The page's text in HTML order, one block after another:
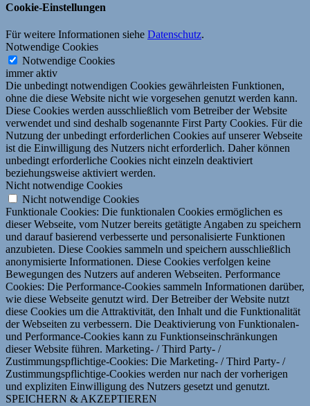
Cookie-Einstellungen
Für weitere Informationen siehe Datenschutz.
Notwendige Cookies
Notwendige Cookies
immer aktiv
Die unbedingt notwendigen Cookies gewährleisten Funktionen,
ohne die diese Website nicht wie vorgesehen genutzt werden kann.
Diese Cookies werden ausschließlich vom Betreiber der Website
verwendet und sind deshalb sogenannte First Party Cookies. Für die
Nutzung der unbedingt erforderlichen Cookies auf unserer Webseite
ist die Einwilligung des Nutzers nicht erforderlich. Daher können
unbedingt erforderliche Cookies nicht einzeln deaktiviert
beziehungsweise aktiviert werden.
Nicht notwendige Cookies
Nicht notwendige Cookies
Funktionale Cookies: Die funktionalen Cookies ermöglichen es
dieser Webseite, vom Nutzer bereits getätigte Angaben zu speichern
und darauf basierend verbesserte und personalisierte Funktionen
anzubieten. Diese Cookies sammeln und speichern ausschließlich
anonymisierte Informationen. Diese Cookies verfolgen keine
Bewegungen des Nutzers auf anderen Webseiten. Performance
Cookies: Die Performance-Cookies sammeln Informationen darüber,
wie diese Webseite genutzt wird. Der Betreiber der Website nutzt
diese Cookies um die Attraktivität, den Inhalt und die Funktionalität
der Webseiten zu verbessern. Die Deaktivierung von Funktionalen-
und Performance-Cookies kann zu Funktionseinschränkungen
dieser Website führen. Marketing- / Third Party- /
Zustimmungspflichtige-Cookies: Die Marketing- / Third Party- /
Zustimmungspflichtige-Cookies werden nur nach der vorherigen
und expliziten Einwilligung des Nutzers gesetzt und genutzt.
SPEICHERN & AKZEPTIEREN